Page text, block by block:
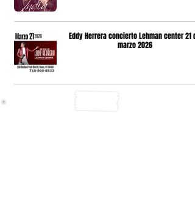
Eddy Herrera concierto Lehman center 21 de
marzo 2026